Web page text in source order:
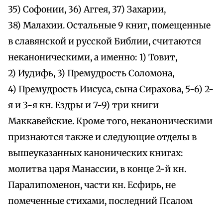
35) Софонии, 36) Аггея, 37) Захарии,
38) Малахии. Остальные 9 книг, помещенные
в славянской и русской Библии, считаются
неканоническими, а именно: 1) Товит,
2) Иудифь, 3) Премудрость Соломона,
4) Премудрость Иисуса, сына Сирахова, 5-6) 2-
я и 3-я кн. Ездры и 7-9) три книги
Маккавейские. Кроме того, неканоническими
признаются также и следующие отделы в
вышеуказанных канонических книгах:
молитва царя Манассии, в конце 2-й кн.
Паралипоменон, части кн. Есфирь, не
помеченные стихами, последний Псалом